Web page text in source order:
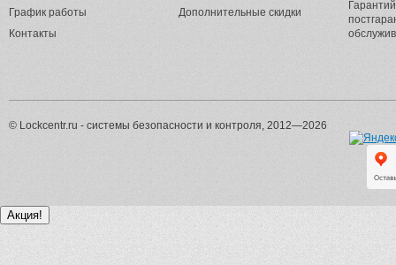
График работы
Контакты
Дополнительные скидки
© Lockcentr.ru - системы безопасности и контроля, 2012—2026
Акция!